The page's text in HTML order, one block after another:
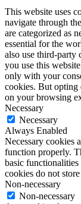
This website uses
navigate through
are categorized as
essential for the
also use third-party
you use this
only with your
cookies. But opting
on your browsing
Necessary
Necessary
Always Enabled
Necessary cookies
function properly.
basic functionalities
cookies do not
Non-necessary
Non-necessary